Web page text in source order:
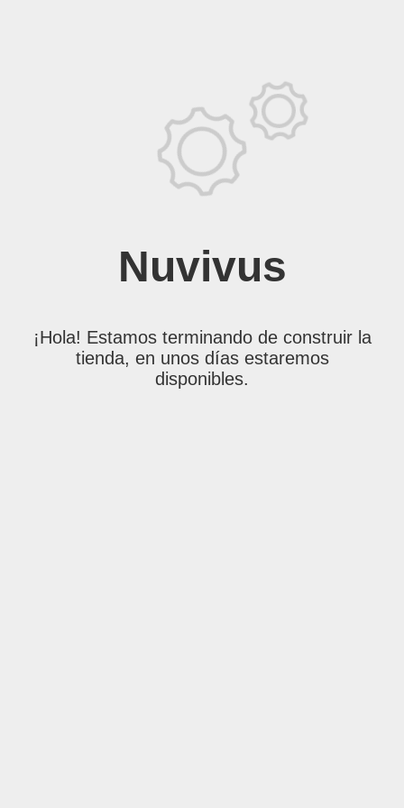
Nuvivus
¡Hola! Estamos terminando de construir la
tienda, en unos días estaremos
disponibles.